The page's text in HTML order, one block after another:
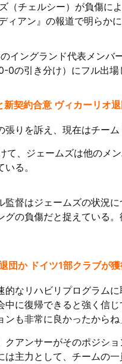
（チェルシー）が負傷に
アン』の報道で明らかに
イングランド代表メンバ
の引き分け）にフル出場
契約合意 ヴィカーリオ
りを訴え、現在はチーム
て、ジェームズは他のメ
る。
督はジェームズの状況
の負傷だと捉えている
団か ドイツ1部クラブが獲
なリハビリプログラム
に復帰できると強く信
も非常に良かったからね
クアンサーがそのポジシ
は主力として、チームの